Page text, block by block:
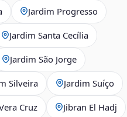
Jardim Progresso
Jardim Santa Cecília
Jardim São Jorge
Silveira Jardim Suíço
Cruz Jibran El Hadj